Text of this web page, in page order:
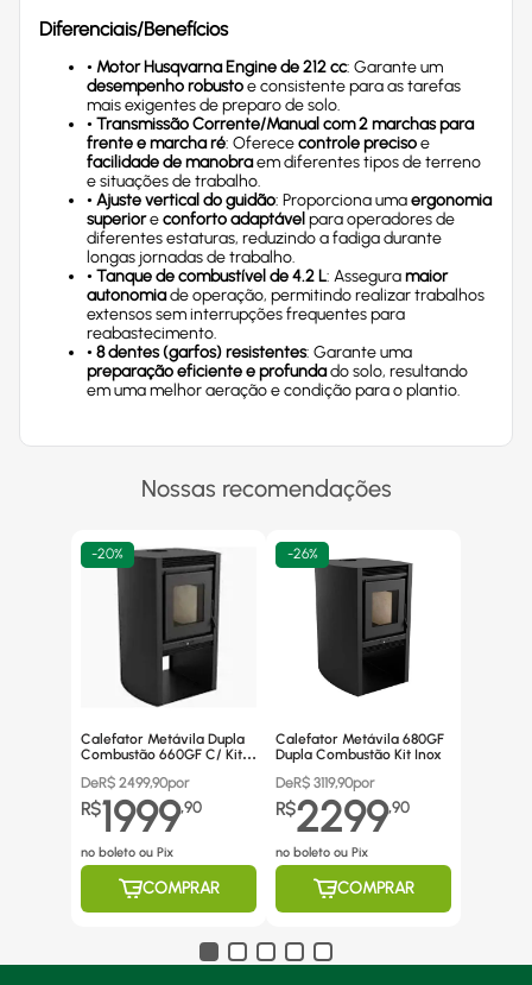
Diferenciais/Benefícios
• Motor Husqvarna Engine de 212 cc: Garante um
desempenho robustoe consistente para as tarefas
mais exigentes de preparo de solo.
• Transmissão Corrente/Manual com 2 marchas para
frente e marcha ré: Oferececontrole precisoe
facilidade de manobraem diferentes tipos de terreno
e situações de trabalho.
• Ajuste vertical do guidão: Proporciona umaergonomia
superioreconforto adaptável para operadores de
diferentes estaturas, reduzindo a fadiga durante
longas jornadas de trabalho.
• Tanque de combustível de 4.2 L: Asseguramaior
autonomiade operação, permitindo realizar trabalhos
extensos sem interrupções frequentes para
reabastecimento.
• 8 dentes (garfos) resistentes: Garante uma
preparação eficiente e profundado solo, resultando
em uma melhor aeração e condição para o plantio.
Nossas recomendações
-20%
Calefator Metávila Dupla
Combustão 660GF C/ Kit
DeR$ 2499,90por
R$1999,90
no boleto ou Pix
COMPRAR
-26%
Calefator Metávila 680GF
Dupla Combustão Kit Inox
DeR$ 3119,90por
R$2299,90
no boleto ou Pix
COMPRAR